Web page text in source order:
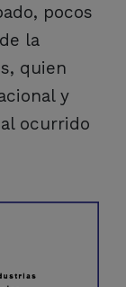
pocos
la
quien
y
ocurrido